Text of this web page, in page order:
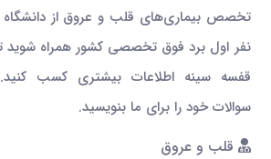
تخصص بیماری‌های قلب و عروق از دانشگاه
نفر اول برد فوق تخصصی کشور همراه شوید
قفسه سینه اطلاعات بیشتری کسب
سوالات خود را برای ما بنویسید.
قلب و عروق